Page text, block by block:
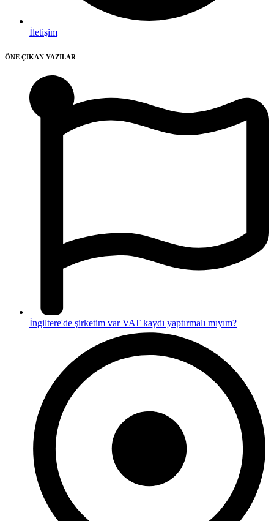
İletişim
ÖNE ÇIKAN YAZILAR
İngiltere'de şirketim var VAT kaydı yaptırmalı mıyım?